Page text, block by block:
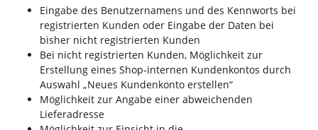
Eingabe des Benutzernamens und des Kennworts bei
registrierten Kunden oder Eingabe der Daten bei
bisher nicht registrierten Kunden
Bei nicht registrierten Kunden, Möglichkeit zur
Erstellung eines Shop-internen Kundenkontos durch
Auswahl „Neues Kundenkonto erstellen“
Möglichkeit zur Angabe einer abweichenden
Lieferadresse